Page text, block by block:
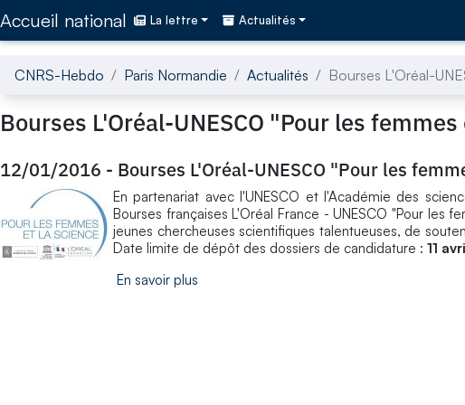
Accueil national La lettre Actualités
CNRS-Hebdo Paris Normandie Actualités Bourses L'Oréal-
Bourses L'Oréal-UNESCO "Pour les
12/01/2016 - Bourses L'Oréal-UNESCO "Pour les
En partenariat avec l'UNESCO et l'Académie des
Bourses françaises L'Oréal France - UNESCO "Pour
jeunes chercheuses scientifiques talentueuses, de
Date limite de dépôt des dossiers de candidature : 11
En savoir plus